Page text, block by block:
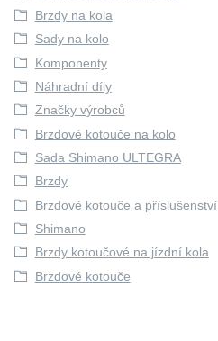
Brzdy na kola
Sady na kolo
Komponenty
Náhradní díly
Značky výrobců
Brzdové kotouče na kolo
Sada Shimano ULTEGRA
Brzdy
Brzdové kotouče a příslušenství
Shimano
Brzdy kotoučové na jízdní kola
Brzdové kotouče